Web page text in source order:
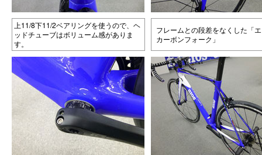
上11/8下11/2ベアリングを使うので、ヘ
ッドチューブはボリューム感がありま
す。
フレームとの段差をなくした「
カーボンフォーク」